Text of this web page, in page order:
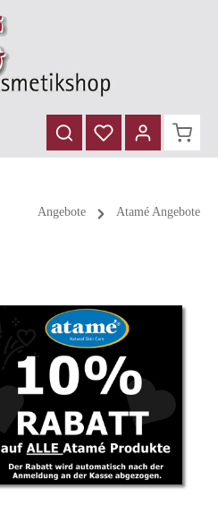
Angebote Atamé Angebote